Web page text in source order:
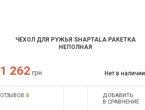
ЧЕХОЛ ДЛЯ РУЖЬЯ SHAPTALA РАКЕТКА
НЕПОЛНАЯ
1 262 грн Нет в наличии
ОТЗЫВОВ:0
ДОБАВИТЬ
В СРАВНЕНИЕ